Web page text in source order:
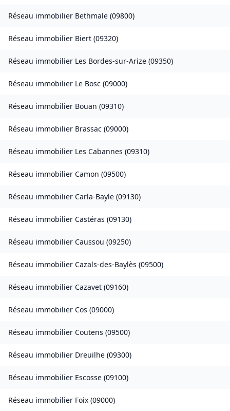
Réseau immobilier Bethmale (09800)
Réseau immobilier Biert (09320)
Réseau immobilier Les Bordes-sur-Arize (09350)
Réseau immobilier Le Bosc (09000)
Réseau immobilier Bouan (09310)
Réseau immobilier Brassac (09000)
Réseau immobilier Les Cabannes (09310)
Réseau immobilier Camon (09500)
Réseau immobilier Carla-Bayle (09130)
Réseau immobilier Castéras (09130)
Réseau immobilier Caussou (09250)
Réseau immobilier Cazals-des-Baylès (09500)
Réseau immobilier Cazavet (09160)
Réseau immobilier Cos (09000)
Réseau immobilier Coutens (09500)
Réseau immobilier Dreuilhe (09300)
Réseau immobilier Escosse (09100)
Réseau immobilier Foix (09000)